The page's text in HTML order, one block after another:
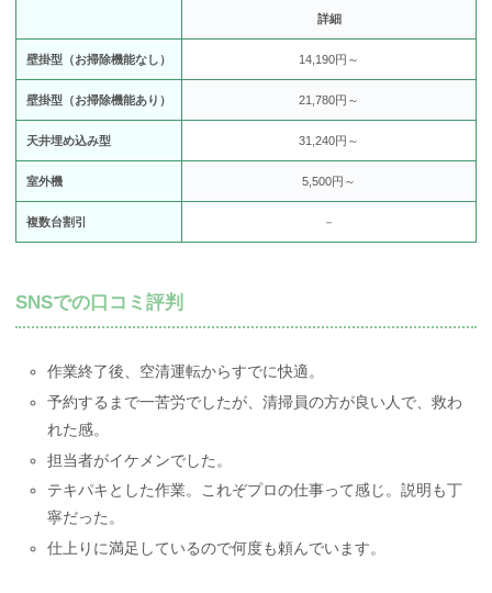
詳細
壁掛型（お掃除機能なし） 14,190円～
壁掛型（お掃除機能あり） 21,780円～
天井埋め込み型 31,240円～
室外機 5,500円～
複数台割引 －
SNSでの口コミ評判
作業終了後、空清運転からすでに快適。
予約するまで一苦労でしたが、清掃員の方が良い人で、救わ
れた感。
担当者がイケメンでした。
テキパキとした作業。これぞプロの仕事って感じ。説明も丁
寧だった。
仕上りに満足しているので何度も頼んでいます。